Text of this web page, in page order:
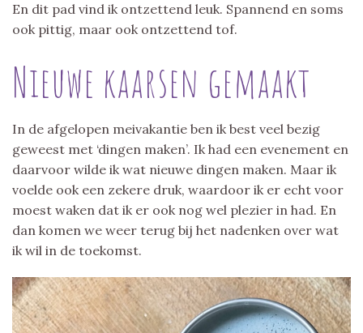
En dit pad vind ik ontzettend leuk. Spannend en soms
ook pittig, maar ook ontzettend tof.
Nieuwe kaarsen gemaakt
In de afgelopen meivakantie ben ik best veel bezig
geweest met ‘dingen maken’. Ik had een evenement en
daarvoor wilde ik wat nieuwe dingen maken. Maar ik
voelde ook een zekere druk, waardoor ik er echt voor
moest waken dat ik er ook nog wel plezier in had. En
dan komen we weer terug bij het nadenken over wat
ik wil in de toekomst.